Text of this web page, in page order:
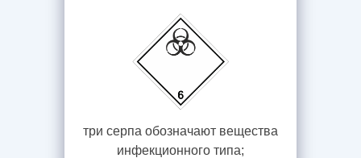
три серпа обозначают вещества
инфекционного типа;